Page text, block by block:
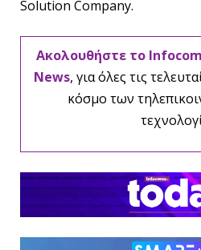
Solution Company.
Ακολουθήστε το
News, για όλες τις
κόσμο των